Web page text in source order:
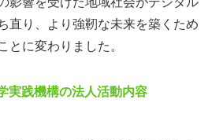
直り、より強靭な未来を築くため
とに変わりました。
実践機構の法人活動内容